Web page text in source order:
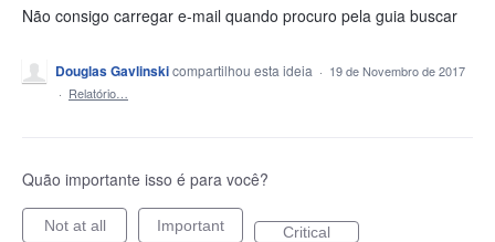
Não consigo carregar e-mail quando procuro pela guia buscar
Douglas Gavlinskicompartilhou esta ideia · 19 de Novembro de 2017
· Relatório…
Quão importante isso é para você?
Not at all Important Critical